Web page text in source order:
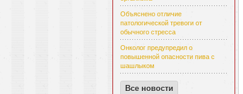
Объяснено отличие
патологической тревоги от
обычного стресса
Онколог предупредил о
повышенной опасности пива с
шашлыком
Все новости